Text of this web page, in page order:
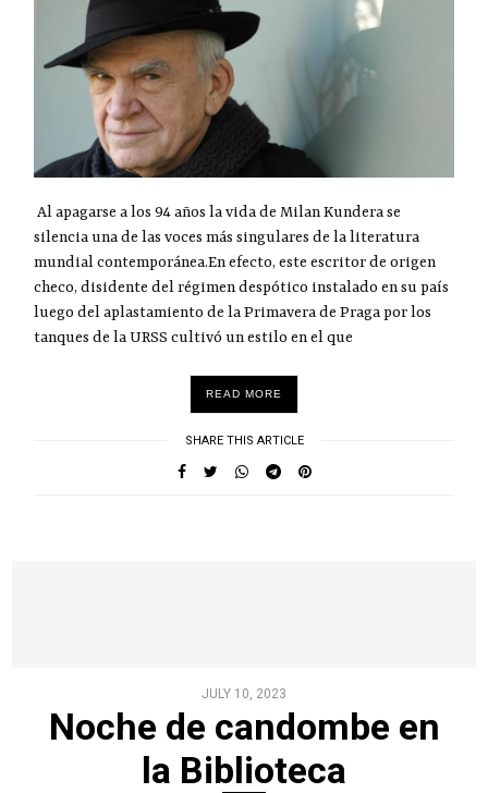
Al apagarse a los 94 años la vida de Milan Kundera se
silencia una de las voces más singulares de la literatura
mundial contemporánea.En efecto, este escritor de origen
checo, disidente del régimen despótico instalado en su país
luego del aplastamiento de la Primavera de Praga por los
tanques de la URSS cultivó un estilo en el que
READ MORE
SHARE THIS ARTICLE
JULY 10, 2023
Noche de candombe en
la Biblioteca